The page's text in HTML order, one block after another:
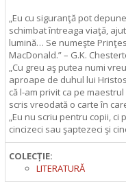
„Eu cu siguranţă pot
schimbat întreaga viaţă,
lumină… Se numeşte
MacDonald.” – G.K.
„Cu greu aş putea numi
aproape de duhul lui
că l-am privit ca pe
scris vreodată o carte în
„Eu nu scriu pentru copii, ci
cincizeci sau şaptezeci şi
COLECȚIE:
LITERATURĂ